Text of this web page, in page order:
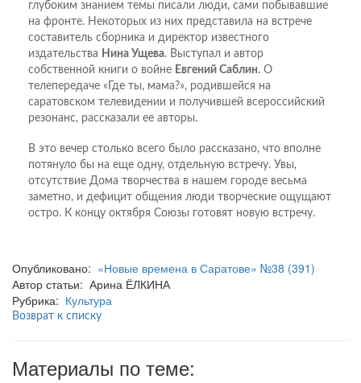
глубоким знанием темы писали люди, сами побывавшие
на фронте. Некоторых из них представила на встрече
составитель сборника и директор известного
издательства Нина Ущева. Выступал и автор
собственной книги о войне Евгений Саблин. О
телепередаче «Где ты, мама?», родившейся на
саратовском телевидении и получившей всероссийский
резонанс, рассказали ее авторы.
В это вечер столько всего было рассказано, что вполне
потянуло бы на еще одну, отдельную встречу. Увы,
отсутствие Дома творчества в нашем городе весьма
заметно, и дефицит общения люди творческие ощущают
остро. К концу октября Союзы готовят новую встречу.
Опубликовано: «Новые времена в Саратове» №38 (391)
Автор статьи: Арина ЁЛКИНА
Рубрика: Культура
Возврат к списку
Материалы по теме: